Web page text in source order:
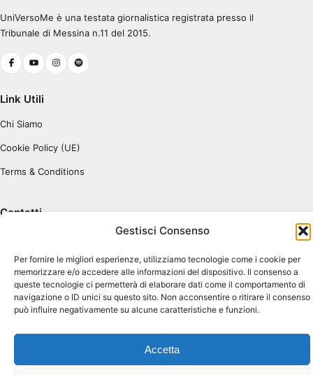
Gestisci Consenso
Per fornire le migliori esperienze, utilizziamo tecnologie come i cookie per
memorizzare e/o accedere alle informazioni del dispositivo. Il consenso a
queste tecnologie ci permetterà di elaborare dati come il comportamento di
navigazione o ID unici su questo sito. Non acconsentire o ritirare il consenso
può influire negativamente su alcune caratteristiche e funzioni.
Accetta
0:00
UniVersoMe è una testata giornalistica registrata presso il
Tribunale di Messina n.11 del 2015.
Link Utili
Chi Siamo
Cookie Policy (UE)
Terms & Conditions
Contatti
Dir. Resp. Antonio Tavilla
atavilla@unime.it
Coordinatore Progetto Gaetano Aspa
gaspa@unime.it
dalla UNIT Informatica © 2026